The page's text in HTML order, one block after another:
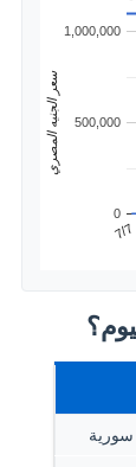
7/7
0
500,000
1,000,000
سعر الجنيه المصري